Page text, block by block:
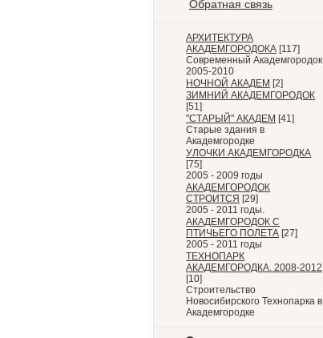
Обратная связь
АРХИТЕКТУРА
АКАДЕМГОРОДОКА [117]
Современный Академгородок
2005-2010
НОЧНОЙ АКАДЕМ [2]
ЗИМНИЙ АКАДЕМГОРОДОК
[51]
"СТАРЫЙ" АКАДЕМ [41]
Старые здания в
Академгородке
УЛОЧКИ АКАДЕМГОРОДКА
[75]
2005 - 2009 годы
АКАДЕМГОРОДОК
СТРОИТСЯ [29]
2005 - 2011 годы.
АКАДЕМГОРОДОК С
ПТИЧЬЕГО ПОЛЕТА [27]
2005 - 2011 годы
ТЕХНОПАРК
АКАДЕМГОРОДКА. 2008-2012
[10]
Строительство
Новосибирского Технопарка в
Академгородке